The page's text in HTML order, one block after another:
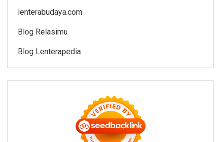
lenterabudaya.com
Blog Relasimu
Blog Lenterapedia